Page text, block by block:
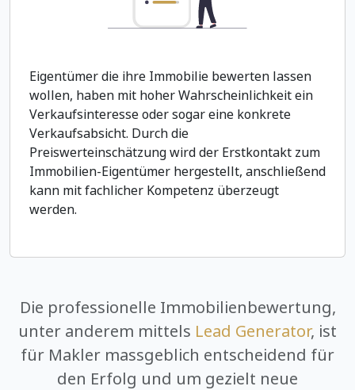
Eigentümer die ihre Immobilie bewerten lassen
wollen, haben mit hoher Wahrscheinlichkeit ein
Verkaufsinteresse oder sogar eine konkrete
Verkaufsabsicht. Durch die
Preiswerteinschätzung wird der Erstkontakt zum
Immobilien-Eigentümer hergestellt, anschließend
kann mit fachlicher Kompetenz überzeugt
werden.
Die professionelle Immobilienbewertung,
unter anderem mittels Lead Generator, ist
für Makler massgeblich entscheidend für
den Erfolg und um gezielt neue